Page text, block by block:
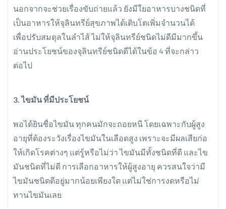
นอกจากจะช่วยเรื่องขับถ่ายแล้ว ยังมีใยอาหารบางชนิดที่
เป็นอาหารให้จุลินทรีย์สุขภาพได้เติบโตเพิ่มจำนวนได้
เพื่อปรับสมดุลในลำไส้ ไม่ให้จุลินทรีย์ชนิดไม่ดีมีมากขึ้น
อ่านประโยชน์ของจุลินทรีย์ชนิดดีได้ในข้อ 4 ที่จะกล่าว
ต่อไป
3. ไขมัน ที่มีประโยชน์
พอได้ยินชื่อไขมัน ทุกคนมักจะถอยหนี โดยเฉพาะกับผู้สูง
อายุที่ต้องระวังเรื่องไขมันในเลือดสูง เพราะจะมีผลเสียก่อ
ให้เกิดโรคต่างๆ แต่รู้หรือไม่ว่า ไขมันมีทั้งชนิดที่ดี และไข
มันชนิดที่ไม่ดี การเลือกอาหารให้ผู้สูงอายุ ควรสนใจว่ามี
ไขมันชนิดดีอยู่มากน้อยเพียงใด แต่ไม่ใช่การงดหรือไม่
ทานไขมันเลย